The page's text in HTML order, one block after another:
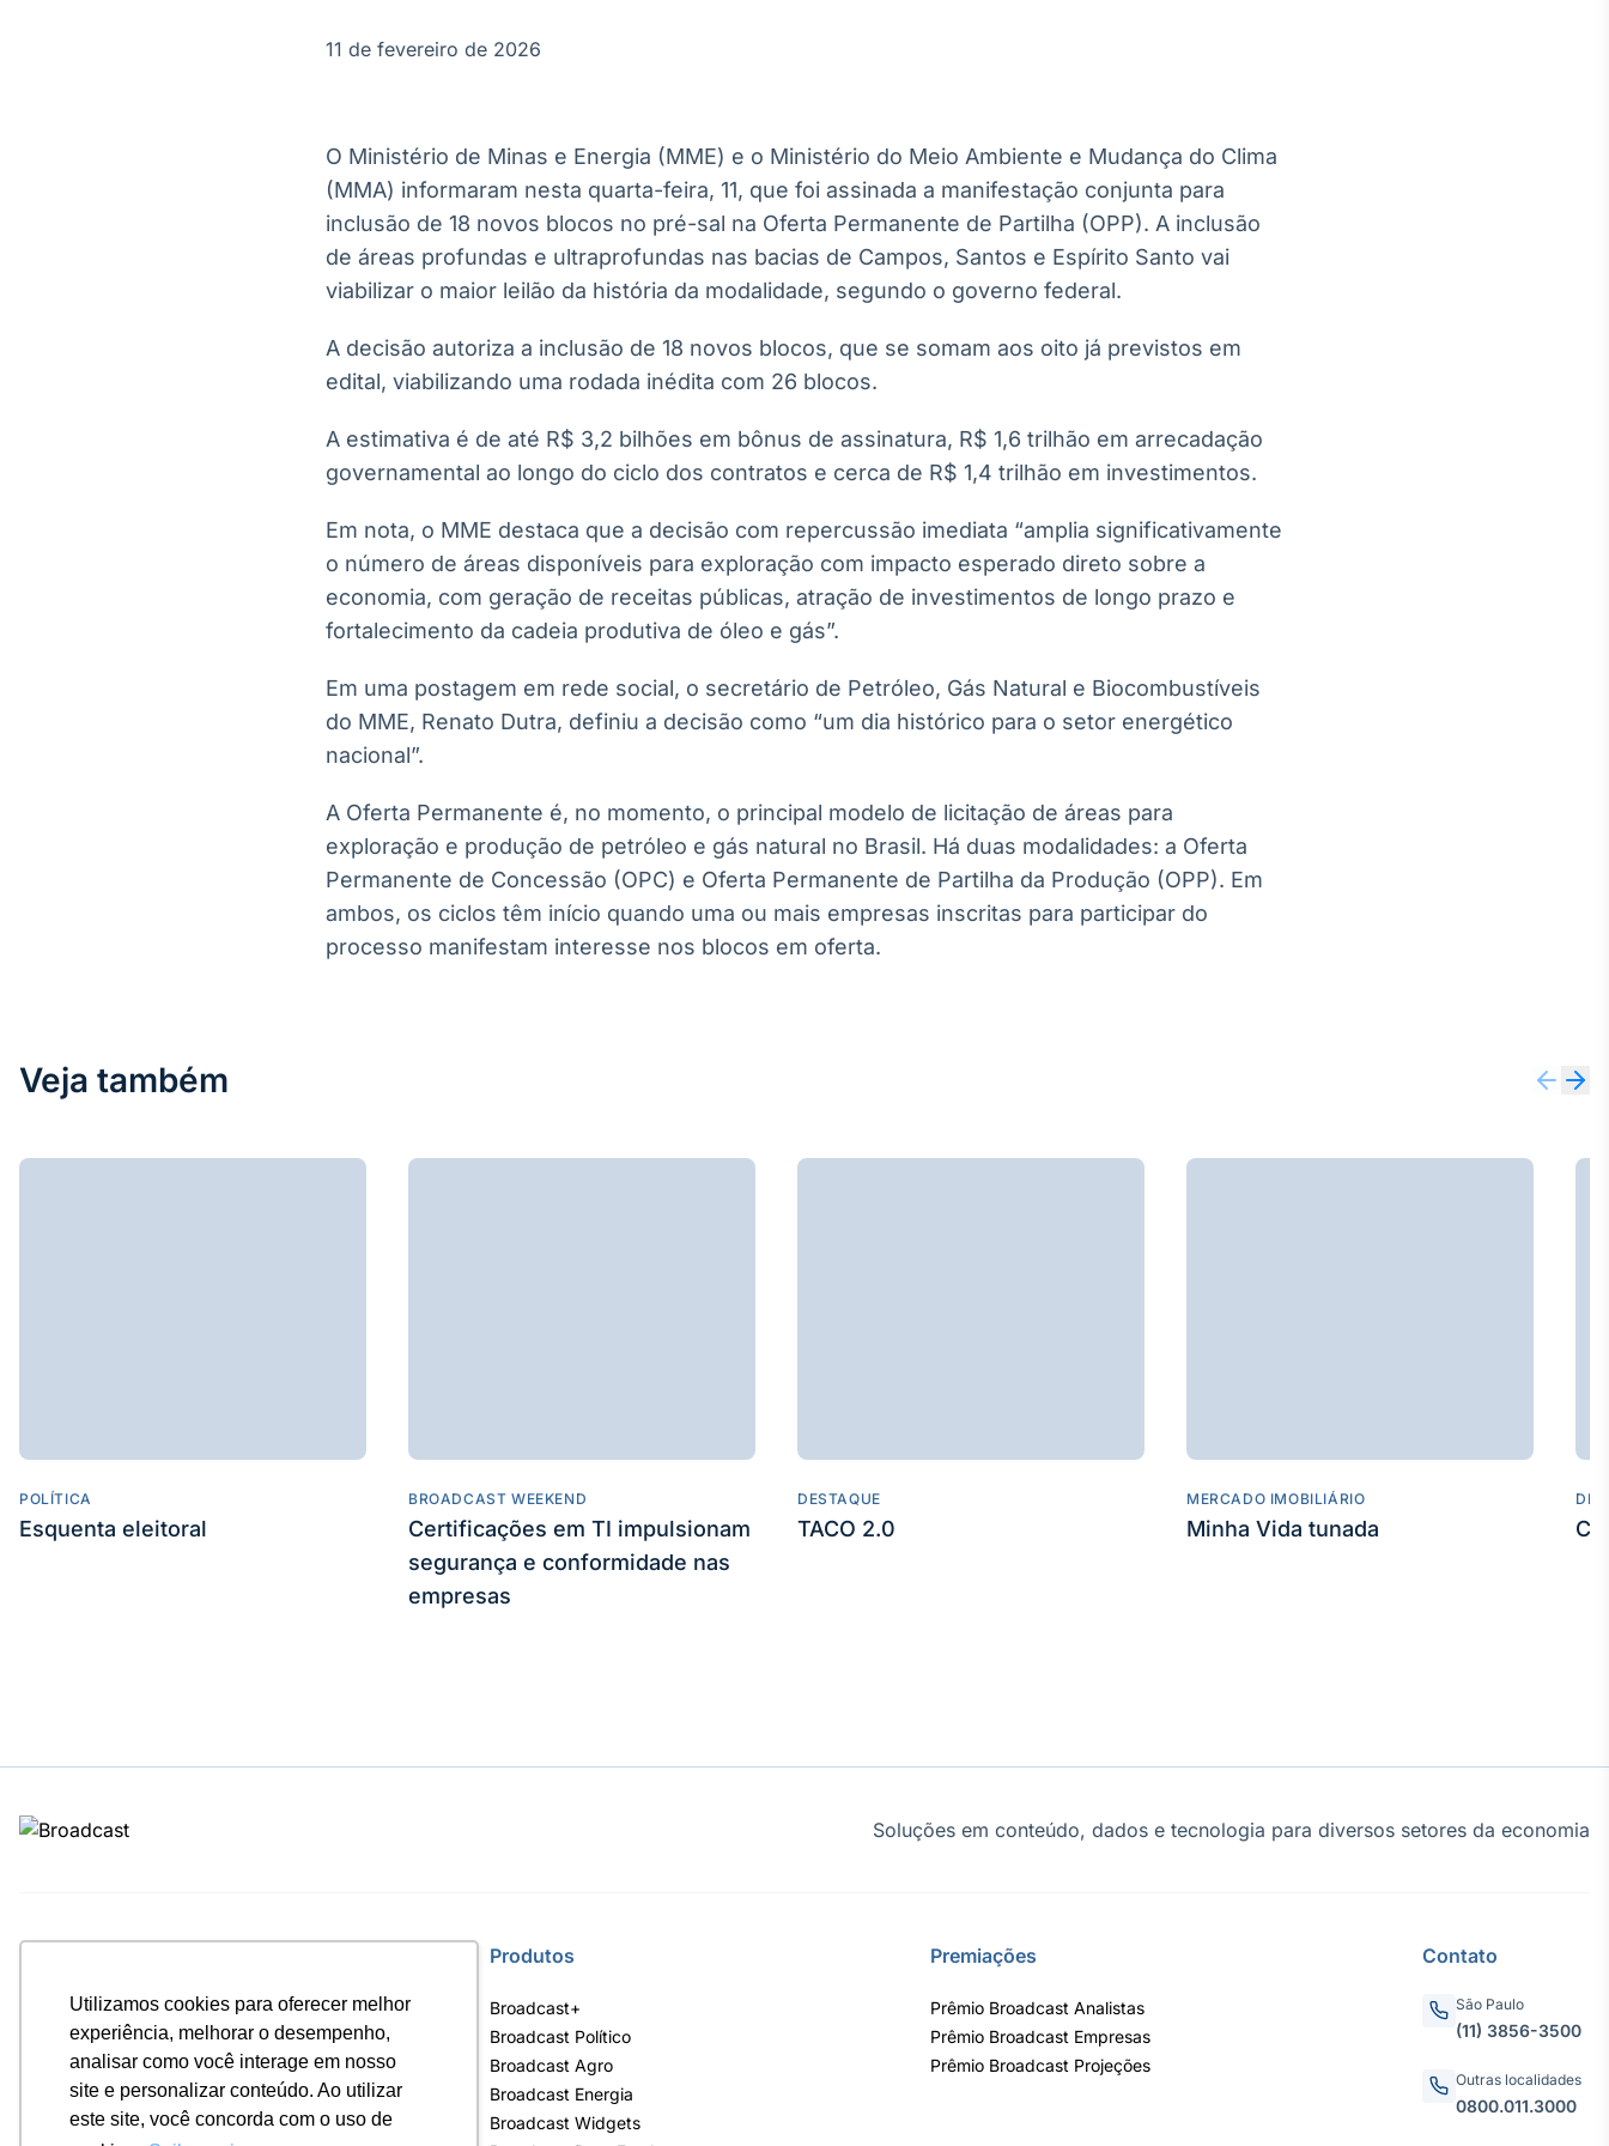
Utilizamos cookies para oferecer melhor
experiência, melhorar o desempenho,
analisar como você interage em nosso
site e personalizar conteúdo. Ao utilizar
este site, você concorda com o uso de
Plataforma para
negociação de
APIs para
integração de
Broadcast
Radar
Monitoramento
inteligente de
conteúdos
Broadcast
Fundos
A melhor
plataforma para
analisar fundos
de investimento
IA
Em breve
BroadFast
Em breve
Gestão de
Investimentos
Em breve
Tokenização
de ativos
Em breve
Crédito
Em breve
11 de fevereiro de 2026
O Ministério de Minas e Energia (MME) e o Ministério do Meio Ambiente e Mudança do Clima
(MMA) informaram nesta quarta-feira, 11, que foi assinada a manifestação conjunta para
inclusão de 18 novos blocos no pré-sal na Oferta Permanente de Partilha (OPP). A inclusão
de áreas profundas e ultraprofundas nas bacias de Campos, Santos e Espírito Santo vai
viabilizar o maior leilão da história da modalidade, segundo o governo federal.
A decisão autoriza a inclusão de 18 novos blocos, que se somam aos oito já previstos em
edital, viabilizando uma rodada inédita com 26 blocos.
A estimativa é de até R$ 3,2 bilhões em bônus de assinatura, R$ 1,6 trilhão em arrecadação
governamental ao longo do ciclo dos contratos e cerca de R$ 1,4 trilhão em investimentos.
Em nota, o MME destaca que a decisão com repercussão imediata “amplia significativamente
o número de áreas disponíveis para exploração com impacto esperado direto sobre a
economia, com geração de receitas públicas, atração de investimentos de longo prazo e
fortalecimento da cadeia produtiva de óleo e gás”.
Em uma postagem em rede social, o secretário de Petróleo, Gás Natural e Biocombustíveis
do MME, Renato Dutra, definiu a decisão como “um dia histórico para o setor energético
nacional”.
A Oferta Permanente é, no momento, o principal modelo de licitação de áreas para
exploração e produção de petróleo e gás natural no Brasil. Há duas modalidades: a Oferta
Permanente de Concessão (OPC) e Oferta Permanente de Partilha da Produção (OPP). Em
ambos, os ciclos têm início quando uma ou mais empresas inscritas para participar do
processo manifestam interesse nos blocos em oferta.
Veja também
POLÍTICA
Esquenta eleitoral
BROADCAST WEEKEND
Certificações em TI impulsionam
segurança e conformidade nas
empresas
DESTAQUE
TACO 2.0
MERCADO IMOBILIÁRIO
Minha Vida tunada
Soluções em conteúdo, dados e tecnologia para diversos setores da economia
Notícias
Termos de uso
Política de privacidade
Contrato Máster Terminal
Produtos
Broadcast+
Broadcast Político
Broadcast Agro
Broadcast Energia
Broadcast Widgets
Premiações
Prêmio Broadcast Analistas
Prêmio Broadcast Empresas
Prêmio Broadcast Projeções
Contato
São Paulo
(11) 3856-3500
Outras localidades
0800.011.3000